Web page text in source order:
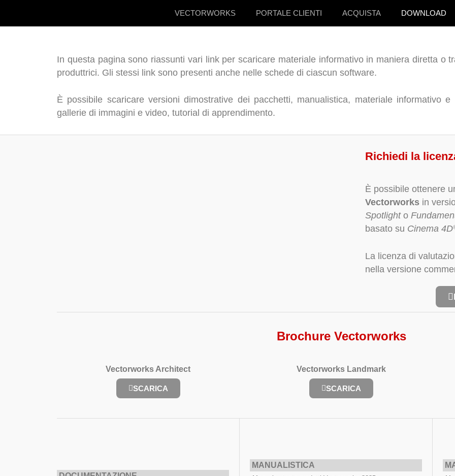
VECTORWORKS PORTALE CLIENTI ACQUISTA DOWNLOAD
In questa pagina sono riassunti vari link per scaricare materiale informativo in maniera diretta o
produttrici. Gli stessi link sono presenti anche nelle schede di ciascun software.
È possibile scaricare versioni dimostrative dei pacchetti, manualistica, materiale informativo
gallerie di immagini e video, tutorial di apprendimento.
Richiedi la
È possibile ottenere
Vectorworks in
Spotlighto
basato su Cinema 4D
La licenza di
nella versione
Brochure Vectorworks
Vectorworks Architect
SCARICA
Vectorworks Landmark
SCARICA
MANUALISTICA